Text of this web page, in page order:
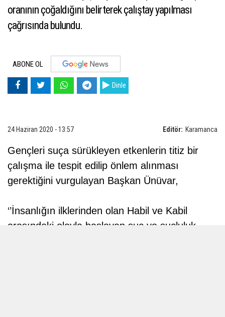
oranının çoğaldığını belirterek çalıştay yapılması
çağrısında bulundu.
ABONE OL
Dinle
Editör: Karamanca
24 Haziran 2020 - 13:57
Gençleri suça sürükleyen etkenlerin titiz bir
çalışma ile tespit edilip önlem alınması
gerektiğini vurgulayan Başkan Ünüvar,
‘’İnsanlığın ilklerinden olan Habil ve Kabil
arasındaki olayla başlayan suç ve suçluluk